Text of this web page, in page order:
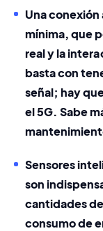
Una
mínima, que
real y la
basta con
señal; hay
el 5G. Sabe
Sensores
son
consumo de